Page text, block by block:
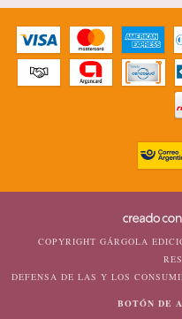
COPYRIGHT GÁRGOLA
DEFENSA DE LAS Y LOS
BOTÓN DE